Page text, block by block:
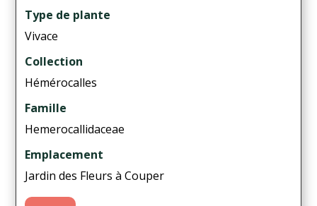
Type de plante
Vivace
Collection
Hémérocalles
Famille
Hemerocallidaceae
Emplacement
Jardin des Fleurs à Couper